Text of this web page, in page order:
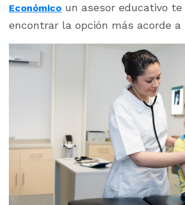
Económico un asesor educativo te
encontrar la opción más acorde a